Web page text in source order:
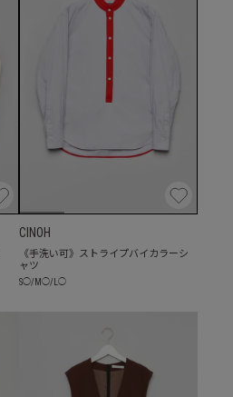
CINOH
《手洗い可》ストライプバイカラーシ
ャツ
S◯/ M ◯/ ◯